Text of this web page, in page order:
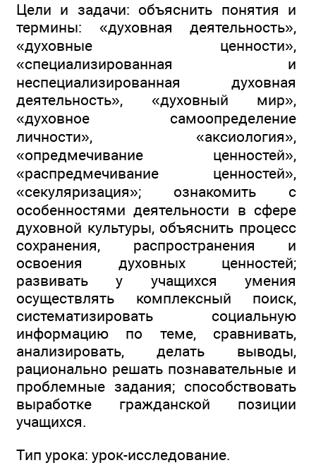
Цели и задачи: объяснить понятия и
термины: «духовная деятельность»,
«духовные ценности»,
«специализированная и
неспециализированная духовная
деятельность», «духовный мир»,
«духовное самоопределение
личности», «аксиология»,
«опредмечивание ценностей»,
«распредмечивание ценностей»,
«секуляризация»; ознакомить с
особенностями деятельности в сфере
духовной культуры, объяснить процесс
сохранения, распространения и
освоения духовных ценностей;
развивать у учащихся умения
осуществлять комплексный поиск,
систематизировать социальную
информацию по теме, сравнивать,
анализировать, делать выводы,
рационально решать познавательные и
проблемные задания; способствовать
выработке гражданской позиции
учащихся.
Тип урока: урок-исследование.